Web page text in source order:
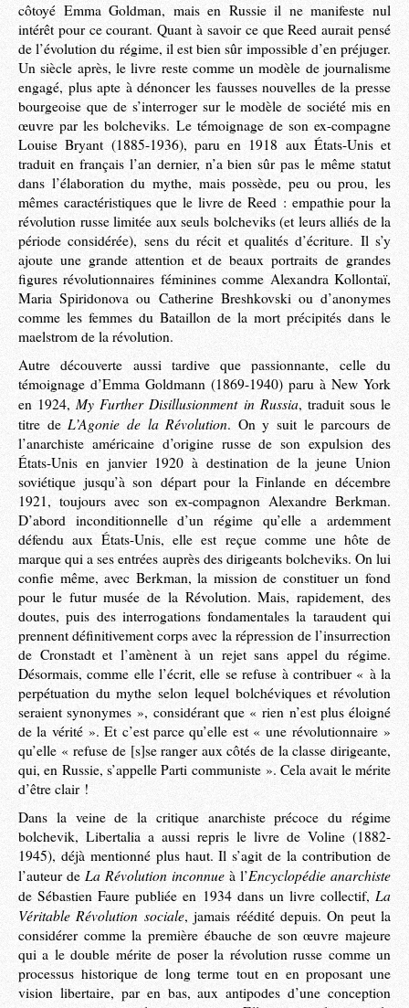
côtoyé Emma Goldman, mais en Russie il ne manifeste nul
intérêt pour ce courant. Quant à savoir ce que Reed aurait pensé
de l’évolution du régime, il est bien sûr impossible d’en préjuger.
Un siècle après, le livre reste comme un modèle de journalisme
engagé, plus apte à dénoncer les fausses nouvelles de la presse
bourgeoise que de s’interroger sur le modèle de société mis en
œuvre par les bolcheviks. Le témoignage de son ex-compagne
Louise Bryant (1885-1936), paru en 1918 aux États-Unis et
traduit en français l’an dernier, n’a bien sûr pas le même statut
dans l’élaboration du mythe, mais possède, peu ou prou, les
mêmes caractéristiques que le livre de Reed : empathie pour la
révolution russe limitée aux seuls bolcheviks (et leurs alliés de la
période considérée), sens du récit et qualités d’écriture. Il s’y
ajoute une grande attention et de beaux portraits de grandes
figures révolutionnaires féminines comme Alexandra Kollontaï,
Maria Spiridonova ou Catherine Breshkovski ou d’anonymes
comme les femmes du Bataillon de la mort précipités dans le
maelstrom de la révolution.
Autre découverte aussi tardive que passionnante, celle du
témoignage d’Emma Goldmann (1869-1940) paru à New York
en 1924,My Further Disillusionment in Russia, traduit sous le
titre deL’Agonie de la Révolution. On y suit le parcours de
l’anarchiste américaine d’origine russe de son expulsion des
États-Unis en janvier 1920 à destination de la jeune Union
soviétique jusqu’à son départ pour la Finlande en décembre
1921, toujours avec son ex-compagnon Alexandre Berkman.
D’abord inconditionnelle d’un régime qu’elle a ardemment
défendu aux États-Unis, elle est reçue comme une hôte de
marque qui a ses entrées auprès des dirigeants bolcheviks. On lui
confie même, avec Berkman, la mission de constituer un fond
pour le futur musée de la Révolution. Mais, rapidement, des
doutes, puis des interrogations fondamentales la taraudent qui
prennent définitivement corps avec la répression de l’insurrection
de Cronstadt et l’amènent à un rejet sans appel du régime.
Désormais, comme elle l’écrit, elle se refuse à contribuer « à la
perpétuation du mythe selon lequel bolchéviques et révolution
seraient synonymes », considérant que « rien n’est plus éloigné
de la vérité ». Et c’est parce qu’elle est « une révolutionnaire »
qu’elle « refuse de [s]se ranger aux côtés de la classe dirigeante,
qui, en Russie, s’appelle Parti communiste ». Cela avait le mérite
d’être clair !
Dans la veine de la critique anarchiste précoce du régime
bolchevik, Libertalia a aussi repris le livre de Voline (1882-
1945), déjà mentionné plus haut. Il s’agit de la contribution de
l’auteur de La Révolution inconnue à l’Encyclopédie anarchiste
de Sébastien Faure publiée en 1934 dans un livre collectif, La
Véritable Révolution sociale, jamais réédité depuis. On peut la
considérer comme la première ébauche de son œuvre majeure
qui a le double mérite de poser la révolution russe comme un
processus historique de long terme tout en en proposant une
vision libertaire, par en bas, aux antipodes d’une conception